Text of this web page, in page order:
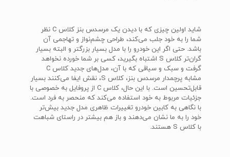
شاید اولین چیزی که با دیدن یک مرسدس بنز کلاس C نظر
شما را به خود جلب می‌کند، طراحی چشم‌نواز و تهاجمی آن
باشد. حتی اگر این خودرو را با مدل بسیار بزرگتر و البته بسیار
گران‌تر کلاس S اشتباه بگیرید، کسی بر شما خورده نخواهد
گرفت و سبک و سیاقی که با آن، مدل‌های جدید کلاس C
مشابه پرچمدار مرسدس بنز، کلاس S، نقش ایفا می‌کنند بسیار
قابل‌تحسین است. با این حال، کلاس C از پروفایل به خصوصی با
جزئیات مربوط به خود استفاده می‌کند که منحصر به فرد است.
با نگاهی به کابین خودرو تغییرات ظاهری مدل جدید بیش‌تر
خود را به ما نشان می‌دهند و باز هم بیشتر در راستای شباهت
با کلاس S هستند.